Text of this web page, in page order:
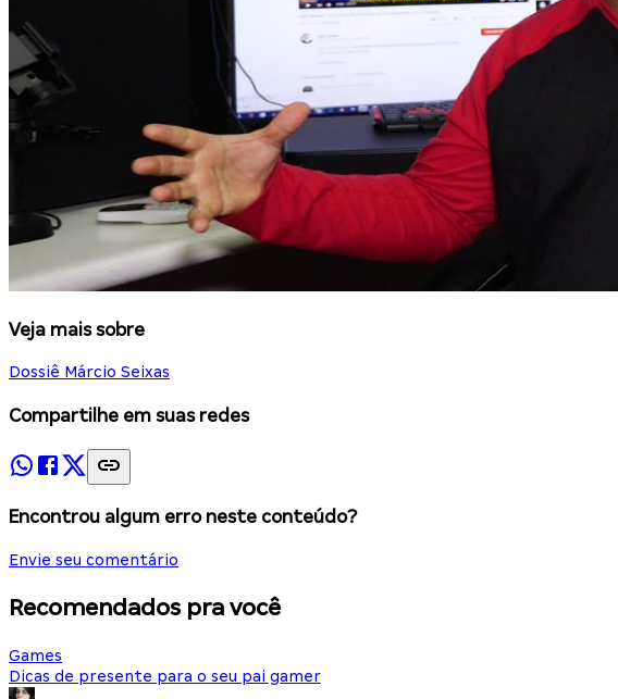
Veja mais sobre
Dossiê Márcio Seixas
Compartilhe em suas redes
Encontrou algum erro neste conteúdo?
Envie seu comentário
Recomendados pra você
Games
Dicas de presente para o seu pai gamer